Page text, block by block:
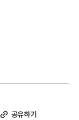
공유하기